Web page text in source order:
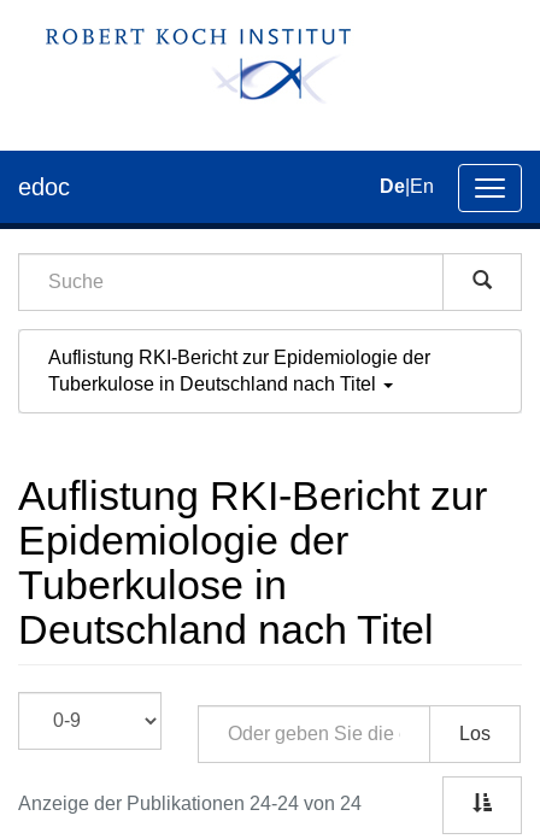
der
edoc De En
Auflistung RKI-Bericht zur Epidemiologie der
Tuberkulose in Deutschland nach Titel
Auflistung RKI-Bericht zur
Epidemiologie der
Tuberkulose in
Deutschland nach Titel
Los
Anzeige der Publikationen 24-24 von 24